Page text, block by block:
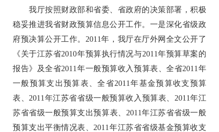
我厅按照财政部和省委、省政府的决策部署，积极
稳妥推进我省财政预算信息公开工作。一是深化省级政
府预决算公开工作。2011年，我厅在厅外网全文公开了
《关于江苏省2010年预算执行情况与2011年预算草案的
报告》及全省2011年一般预算收入预算表、全省2011年
一般预算支出预算表、全省2011年基金预算收支预算
表、2011年江苏省省级一般预算收入预算表、2011年江
苏省省级一般预算支出预算表、2011年江苏省省级一般
预算支出平衡情况表、2011年江苏省省级基金预算收支